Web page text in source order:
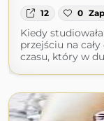
12 0
Kiedy
przejściu na
czasu, który w